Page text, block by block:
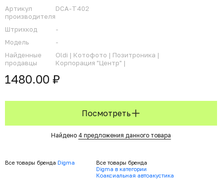
Артикул
производителя
DCA-T402
Штрихкод
-
Модель
-
Найденные
продавцы
Oldi | Котофото | Позитроника |
Корпорация "Центр" |
1480.00 ₽
Посмотреть
Найдено 4 предложения данного товара
Все товары бренда Digma
Все товары бренда
Digma в категории
Коаксиальная автоакустика